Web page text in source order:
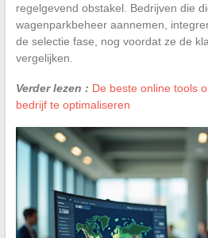
regelgevend obstakel. Bedrijven die
wagenparkbeheer aannemen,
de selectie fase, nog voordat ze de
vergelijken.
Verder lezen : De beste online tools
bedrijf te optimaliseren